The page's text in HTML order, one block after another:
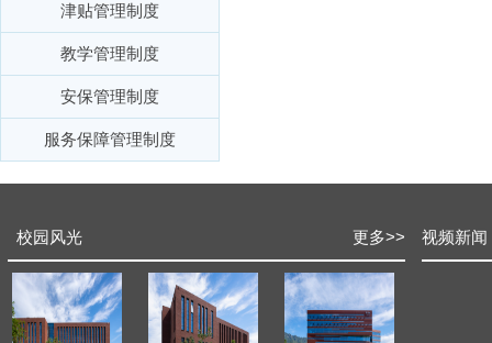
津贴管理制度
教学管理制度
安保管理制度
服务保障管理制度
校园风光 更多>> 视频新闻